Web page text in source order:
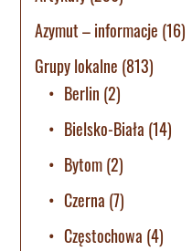
Azymut – informacje (16)
Grupy lokalne (813)
Berlin (2)
Bielsko-Biała (14)
Bytom(2)
Czerna (7)
Częstochowa (4)